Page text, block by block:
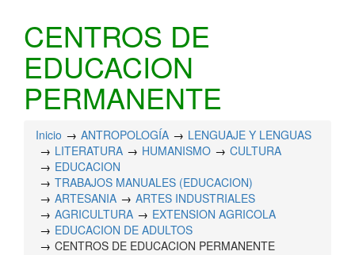
CENTROS DE
EDUCACION
PERMANENTE
Inicio ANTROPOLOGÍA
LENGUAJE Y LENGUAS
LITERATURA
HUMANISMO
CULTURA
EDUCACION
TRABAJOS MANUALES (EDUCACION)
ARTESANIA
ARTES INDUSTRIALES
AGRICULTURA
EXTENSION AGRICOLA
EDUCACION DE ADULTOS
CENTROS DE EDUCACION PERMANENTE